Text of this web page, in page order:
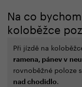
Na co
koloběžce
Při jízdě na
ramena, pánev v
rovnoběžné poloze
nad chodidlo.